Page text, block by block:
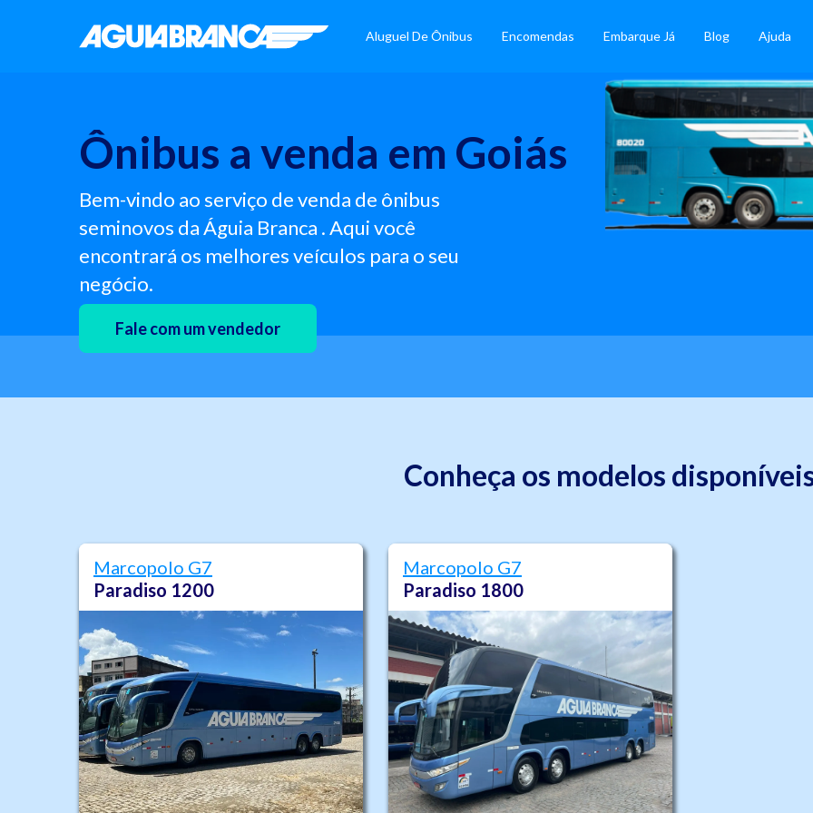
Aluguel De Ônibus Encomendas Embarque Já Blog Ajuda
Ônibus a venda em Goiás
Bem-vindo ao serviço de venda de ônibus
seminovos da Águia Branca . Aqui você
encontrará os melhores veículos para o seu
negócio.
Fale com um vendedor
Conheça os modelos
Marcopolo G7
Paradiso 1200
Marcopolo G7
Paradiso 1800